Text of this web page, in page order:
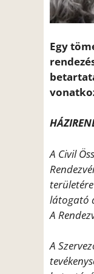
Egy
A Civil
látogató
A
A